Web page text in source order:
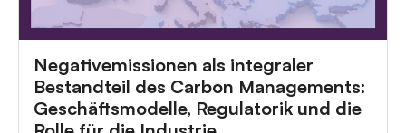
Negativemissionen als integraler
Bestandteil des Carbon Managements:
Geschäftsmodelle, Regulatorik und die